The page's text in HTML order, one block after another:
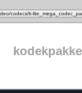
kodekpakke